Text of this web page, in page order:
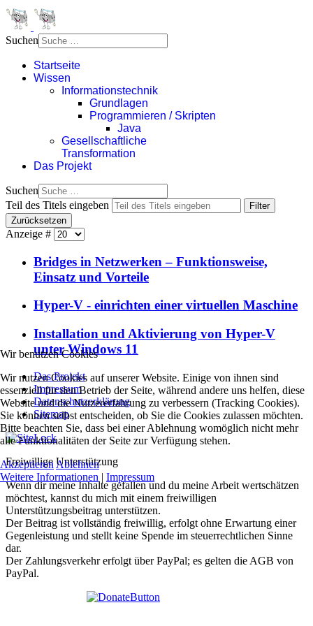
Suchen
Startseite
Wissen
Informationstechnik
Grundlagen
Programmieren / Skripten
Java
Gesellschaftliche
Transformation
Das Projekt
Suchen
Teil des Titels eingeben
Filter
Zurücksetzen
Anzeige #
Bridges in Netzwerken – Funktionsweise,
Einsatz und Vorteile
Hyper-V - einrichten einer virtuellen Maschine
Installation und Aktivierung von Hyper-V
unter Windows 11
Das Projekt
Impressum
Datenschutzerklärung
Sitemap
Freiwillige Unterstützung
Wenn dir meine Inhalte gefallen und du meine Arbeit wertschätzen
möchtest, kannst du mich mit einem freiwilligen
Unterstützungsbeitrag unterstützen.
Der Beitrag ist vollständig freiwillig, erfolgt ohne Erwartung einer
Gegenleistung und stellt keine Spende im steuerrechtlichen Sinne
dar.
Der Zahlungsverkehr erfolgt über PayPal; es gelten die AGB von
PayPal.
Wir benutzen Cookies
Wir nutzen Cookies auf unserer Website. Einige von ihnen sind
essenziell für den Betrieb der Seite, während andere uns helfen, diese
Website und die Nutzererfahrung zu verbessern (Tracking Cookies).
Sie können selbst entscheiden, ob Sie die Cookies zulassen möchten.
Bitte beachten Sie, dass bei einer Ablehnung womöglich nicht mehr
alle Funktionalitäten der Seite zur Verfügung stehen.
Akzeptieren Ablehnen
Weitere Informationen | Impressum